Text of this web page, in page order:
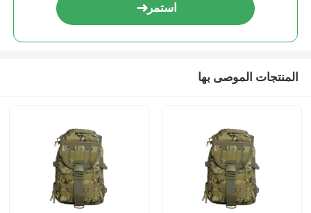
استمر
المنتجات الموصى بها